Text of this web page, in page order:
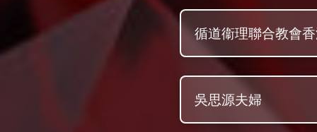
循道衞理聯合教會
吳思源夫婦